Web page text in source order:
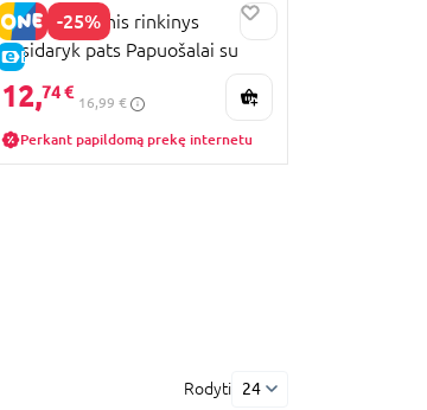
-25%
E-KAINA
STMT kūrybinis rinkinys
pasidaryk pats Papuošalai su
raidėmis, 204908
12,74 €
16,99 €
Perkant papildomą prekę internetu
Rodyti 24